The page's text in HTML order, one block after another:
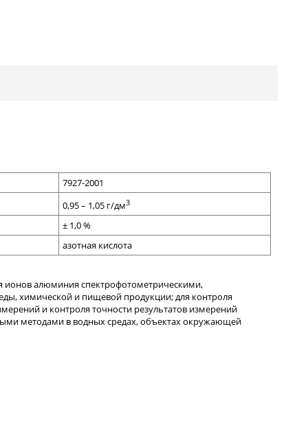
7927-2001
0,95 – 1,05 г/дм3
± 1,0 %
азотная кислота
ионов алюминия спектрофотометрическими,
химической и пищевой продукции; для контроля
и контроля точности результатов измерений
методами в водных средах, объектах окружающей